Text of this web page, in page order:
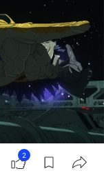
Apocalypse
2